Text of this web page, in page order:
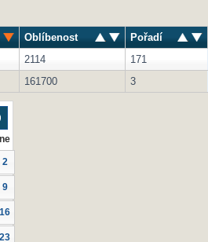
Oblíbenost
Pořadí
2114
171
161700 3
ne
2
9
16
23